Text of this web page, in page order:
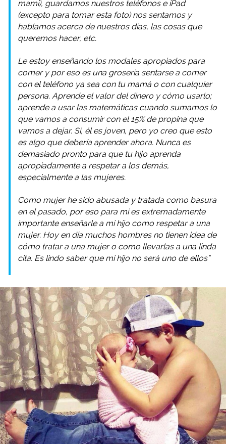
mami), guardamos nuestros teléfonos e iPad
(excepto para tomar esta foto) nos sentamos y
hablamos acerca de nuestros días, las cosas que
queremos hacer, etc.
Le estoy enseñando los modales apropiados para
comer y por eso es una grosería sentarse a comer
con el teléfono ya sea con tu mamá o con cualquier
persona. Aprende el valor del dinero y cómo usarlo;
aprende a usar las matemáticas cuando sumamos lo
que vamos a consumir con el 15% de propina que
vamos a dejar. Sí, él es joven, pero yo creo que esto
es algo que debería aprender ahora. Nunca es
demasiado pronto para que tu hijo aprenda
apropiadamente a respetar a los demás,
especialmente a las mujeres.
Como mujer he sido abusada y tratada como basura
en el pasado, por eso para mí es extremadamente
importante enseñarle a mi hijo como respetar a una
mujer. Hoy en día muchos hombres no tienen idea de
cómo tratar a una mujer o como llevarlas a una linda
cita. Es lindo saber que mi hijo no será uno de ellos”